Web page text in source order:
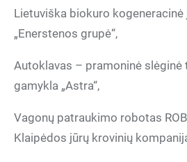
Lietuviška biokuro kogeneracinė
„Enerstenos grupė“,
Autoklavas – pramoninė slėginė
gamykla „Astra“,
Vagonų patraukimo robotas
Klaipėdos jūrų krovinių